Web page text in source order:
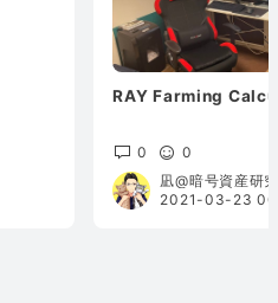
RAY Farming
0
0
凪@暗号資産研
2021-03-23